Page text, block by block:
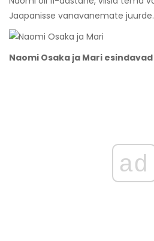
Jaapanisse vanavanemate juurde.
Naomi Osaka ja Mari
ad